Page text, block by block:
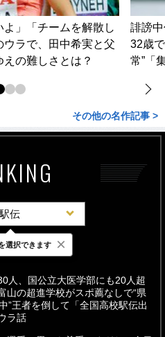
よ」「チームを解散し
ラで、田中希実と父
の難しさとは？
誹謗
32歳
常”「
その他の名作記事 >
駅伝
時間 週間
人、国公立大医学部にも20人超
山の超進学校がスポ薦なしで“県
”王者を倒して「全国高校駅伝出
ラ話
選択できます ×